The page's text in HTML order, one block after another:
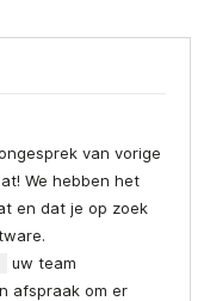
van vorige
We hebben het
en dat je op zoek
uw team
afspraak om er